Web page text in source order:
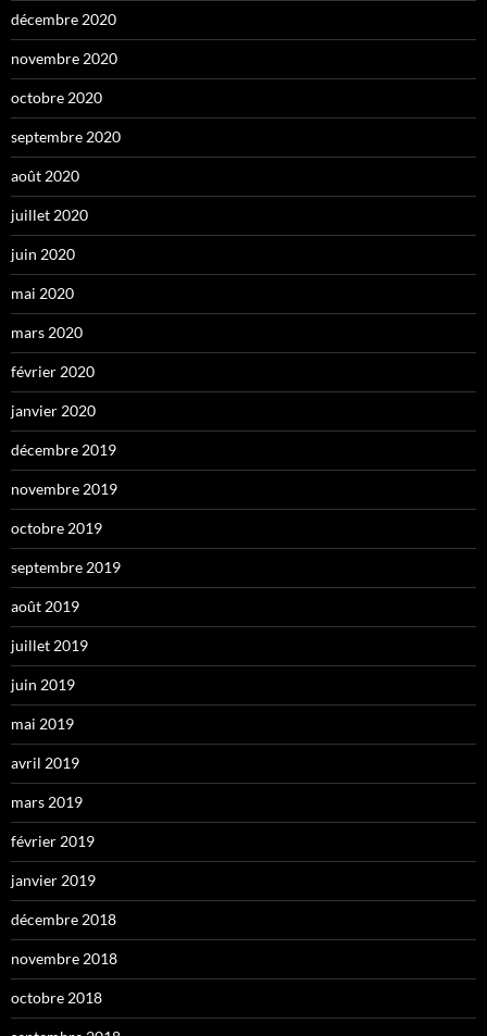
décembre 2020
novembre 2020
octobre 2020
septembre 2020
août 2020
juillet 2020
juin 2020
mai 2020
mars 2020
février 2020
janvier 2020
décembre 2019
novembre 2019
octobre 2019
septembre 2019
août 2019
juillet 2019
juin 2019
mai 2019
avril 2019
mars 2019
février 2019
janvier 2019
décembre 2018
novembre 2018
octobre 2018